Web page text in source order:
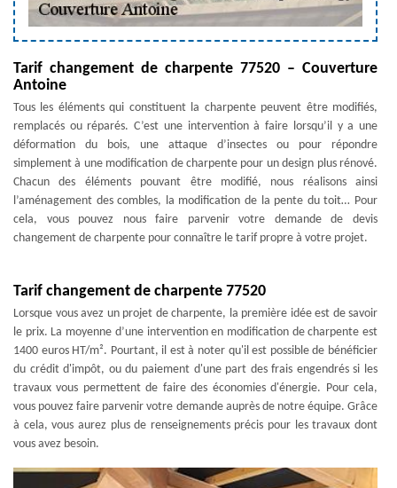
Tarif changement de charpente 77520 – Couverture
Antoine
Tous les éléments qui constituent la charpente peuvent être modifiés,
remplacés ou réparés. C’est une intervention à faire lorsqu’il y a une
déformation du bois, une attaque d’insectes ou pour répondre
simplement à une modification de charpente pour un design plus rénové.
Chacun des éléments pouvant être modifié, nous réalisons ainsi
l’aménagement des combles, la modification de la pente du toit… Pour
cela, vous pouvez nous faire parvenir votre demande de devis
changement de charpente pour connaître le tarif propre à votre projet.
Tarif changement de charpente 77520
Lorsque vous avez un projet de charpente, la première idée est de savoir
le prix. La moyenne d’une intervention en modification de charpente est
1400 euros HT/m². Pourtant, il est à noter qu'il est possible de bénéficier
du crédit d'impôt, ou du paiement d'une part des frais engendrés si les
travaux vous permettent de faire des économies d'énergie. Pour cela,
vous pouvez faire parvenir votre demande auprès de notre équipe. Grâce
à cela, vous aurez plus de renseignements précis pour les travaux dont
vous avez besoin.